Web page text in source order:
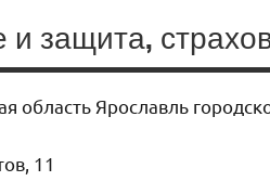
защита,
область Ярославль
11